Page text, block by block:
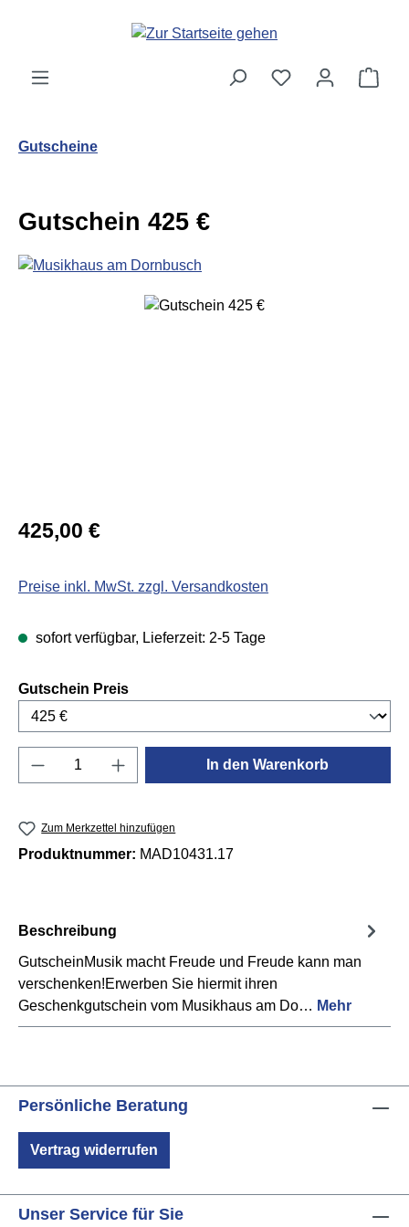
Zum Hauptinhalt springen
Gutscheine
Gutschein 425 €
Bildergalerie überspringen
Regulärer Preis:
425,00 €
Preise inkl. MwSt. zzgl. Versandkosten
sofort verfügbar, Lieferzeit: 2-5 Tage
Gutschein Preisauswählen
Produkt Anzahl: Gib den gewünschten
In den Warenkorb
Zum Merkzettel hinzufügen
Produktnummer: MAD10431.17
Beschreibung
GutscheinMusik macht Freude und Freude kann man
verschenken!Erwerben Sie hiermit ihren
Geschenkgutschein vom Musikhaus am Do… Mehr
Persönliche Beratung
Vertrag widerrufen
Unser Service für Sie